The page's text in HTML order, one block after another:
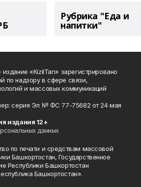
Рубрика "Еда и
напитки"
«KizilTan» зарегистрировано
по надзору в сфере связи,
и массовых коммуникаций
серия Эл № ФС 77-75682 от 24 мая
издания 12+
данных
по печати и средствам массовой
Башкортостан, Государственное
Республики Башкортостан
Башкортостан».